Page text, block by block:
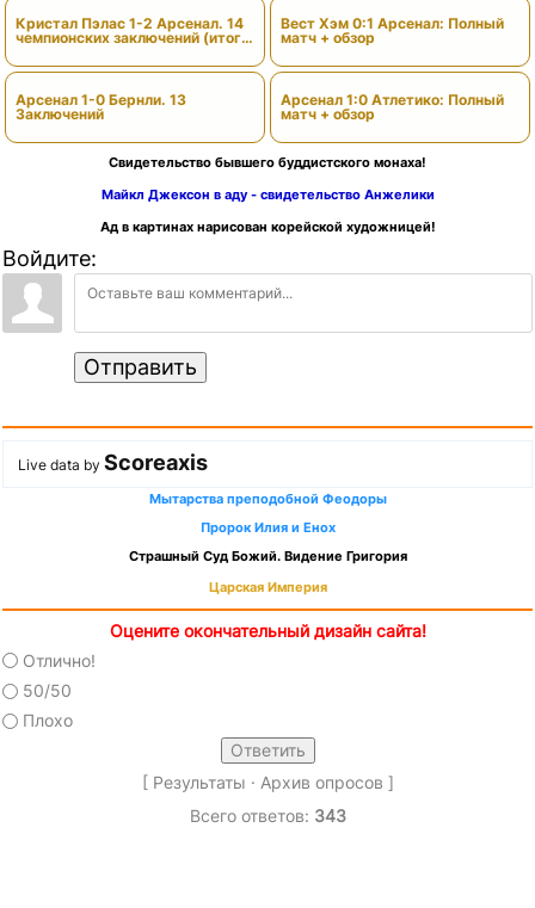
Кристал Пэлас 1-2 Арсенал. 14
чемпионских заключений (итоги
Арсенал 1-0 Бернли. 13
Заключений
Вест Хэм 0:1 Арсенал: Полный
матч + обзор
Арсенал 1:0 Атлетико: Полный
матч + обзор
Свидетельство бывшего буддистского монаха!
Майкл Джексон в аду - свидетельство Анжелики
Ад в картинах нарисован корейской художницей!
Войдите:
Отправить
Live data by Scoreaxis
Мытарства преподобной Феодоры
Пророк Илия и Енох
Страшный Суд Божий. Видение Григория
Царская Империя
Оцените окончательный дизайн сайта!
Отлично!
50/50
Плохо
[ Результаты · Архив опросов ]
Всего ответов: 343